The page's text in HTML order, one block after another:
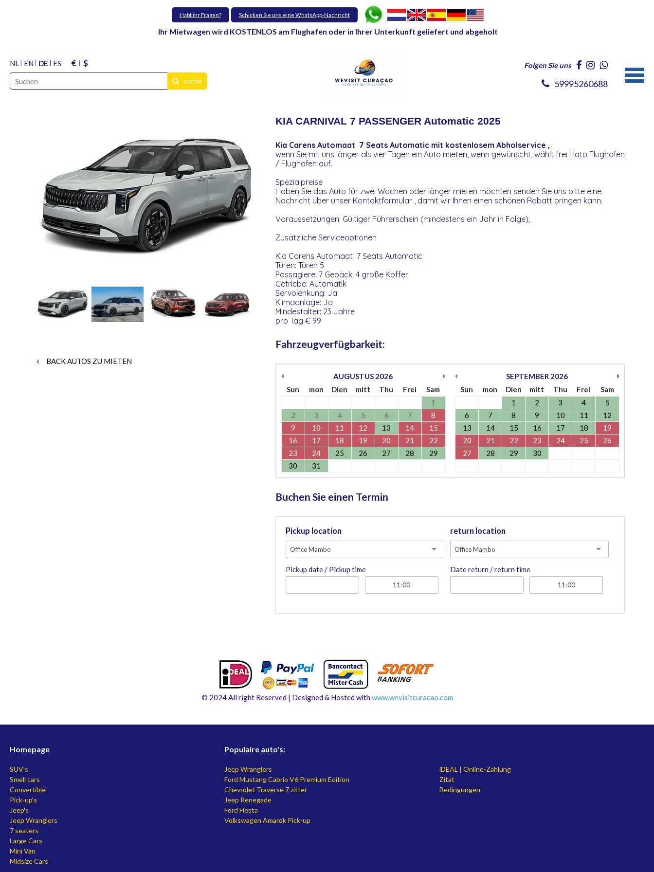
Habt ihr Fragen? Schicken Sie uns eine WhatsApp-Nachricht
Ihr Mietwagen wird KOSTENLOS am Flughafen oder in Ihrer Unterkunft geliefert und abgeholt
NL EN DE ES € $
suche
Folgen Sie uns
59995260688
BACK AUTOS ZU MIETEN
KIA CARNIVAL 7 PASSENGER Automatic 2025
Kia Carens Automaat 7 Seats Automatic​ mit kostenlosem Abholservice ,
wenn Sie mit uns länger als vier Tagen ein Auto mieten, wenn gewünscht, wählt frei Hato Flughafen
/ Flughafen auf.
Spezialpreise
Haben Sie das Auto für zwei Wochen oder länger mieten möchten senden Sie uns bitte eine
Nachricht über unser Kontaktformular , damit wir Ihnen einen schönen Rabatt bringen kann.
Voraussetzungen: Gültiger Führerschein (mindestens ein Jahr in Folge);
Zusätzliche Serviceoptionen
Kia Carens Automaat 7 Seats Automatic
Türen: Türen 5
Passagiere: 7 Gepäck: 4 große Koffer
Getriebe: Automatik
Servolenkung: Ja
Klimaanlage: Ja
Mindestalter: 23 Jahre
pro Tag € 99
Fahrzeugverfügbarkeit:
AUGUSTUS 2026
Sun
mon Dien mitt Thu Frei
Sam
1
2
3 4 5 6 7
8
9
10 11 12 13 14
15
16
17 18 19 20 21
22
23
24 25 26 27 28
29
30
31
SEPTEMBER 2026
Sun
mon Dien mitt Thu Frei
Sam
1
2 3 4
5
6
7 8 9 10 11
12
13
14 15 16 17 18
19
20
21 22 23 24 25
26
27
28 29 30
Buchen Sie einen Termin
Pickup location
Office Mambo
Pickup date / Pickup time
return location
Office Mambo
Date return / return time
© 2024 All right Reserved | Designed & Hosted withwww.wevisitcuracao.com
Homepage
SUV's
Smell cars
Convertible
Pick-up's
Jeep's
Jeep Wranglers
7 seaters
Large Cars
Mini Van
Midsize Cars
Populaire auto's:
Jeep Wranglers
Ford Mustang Cabrio V6 Premium Edition
Chevrolet Traverse 7 zitter
Jeep Renegade
Ford Fiesta
Volkswagen Amarok Pick-up
iDEAL | Online-Zahlung
Zitat
Bedingungen